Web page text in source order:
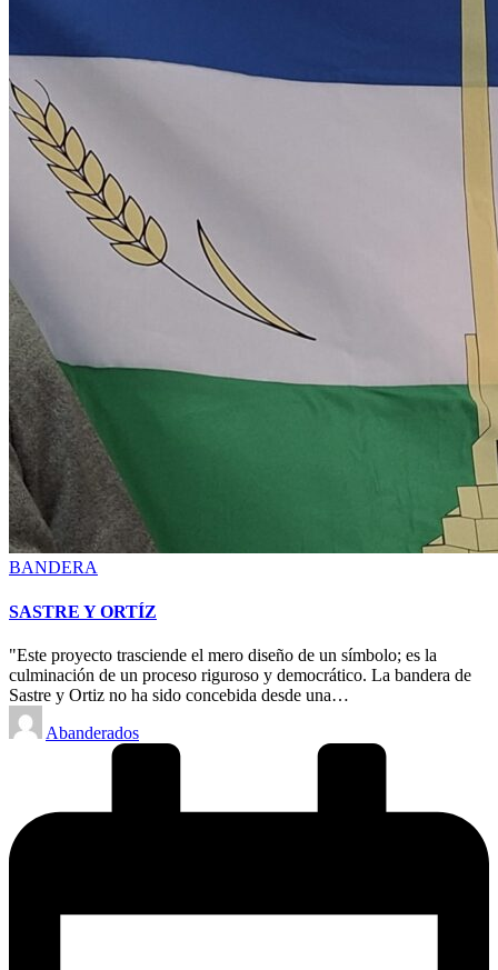
Posted
BANDERA
SASTRE Y ORTÍZ
"Este proyecto trasciende el mero diseño de un símbolo; es la
culminación de un proceso riguroso y democrático. La bandera de
Sastre y Ortiz no ha sido concebida desde una…
Posted
by
Abanderados